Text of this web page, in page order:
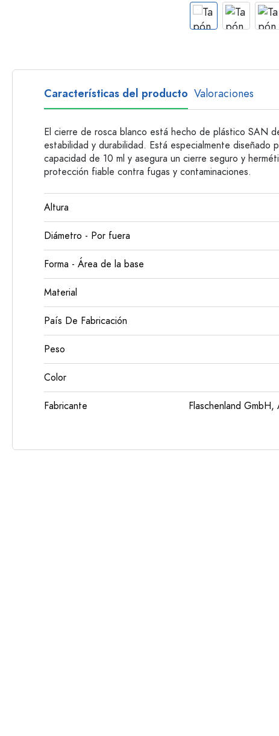
Botellas con asa
Botellas de cuello largo
Botellas poligonales
Botellas según el material
Botellas de vidrio
Botellas de plástico
Características del producto Valoraciones
El cierre de rosca blanco está hecho de plástico SAN
estabilidad y durabilidad. Está especialmente diseñado
capacidad de 10 ml y asegura un cierre seguro y
protección fiable contra fugas y contaminaciones.
Altura
Diámetro - Por fuera
Forma - Área de la base
Material
País De Fabricación
Peso
Color
Fabricante
Flaschenland